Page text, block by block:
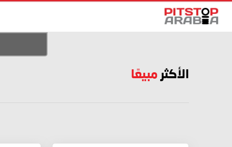
الأكثر مبيعًا